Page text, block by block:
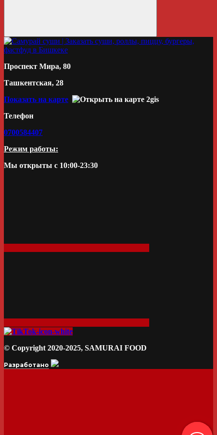
Проспект Мира, 80
Ташкентская, 28
Показать на карте
Телефон
0700584407
Режим работы:
Мы открыты с 10:00-23:30
© Copyright 2020-2025, SAMURAI FOOD
Разработано